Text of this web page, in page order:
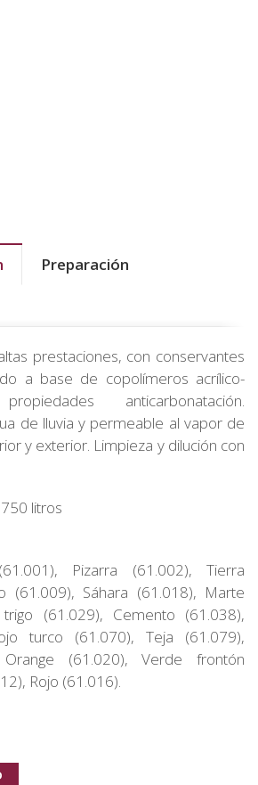
Preparación
prestaciones, con conservantes
a base de copolímeros acrílico-
anticarbonatación.
de lluvia y permeable al vapor de
y exterior. Limpieza y dilución con
litros
Pizarra (61.002), Tierra
(61.009), Sáhara (61.018), Marte
(61.029), Cemento (61.038),
turco (61.070), Teja (61.079),
(61.020), Verde frontón
Rojo (61.016).